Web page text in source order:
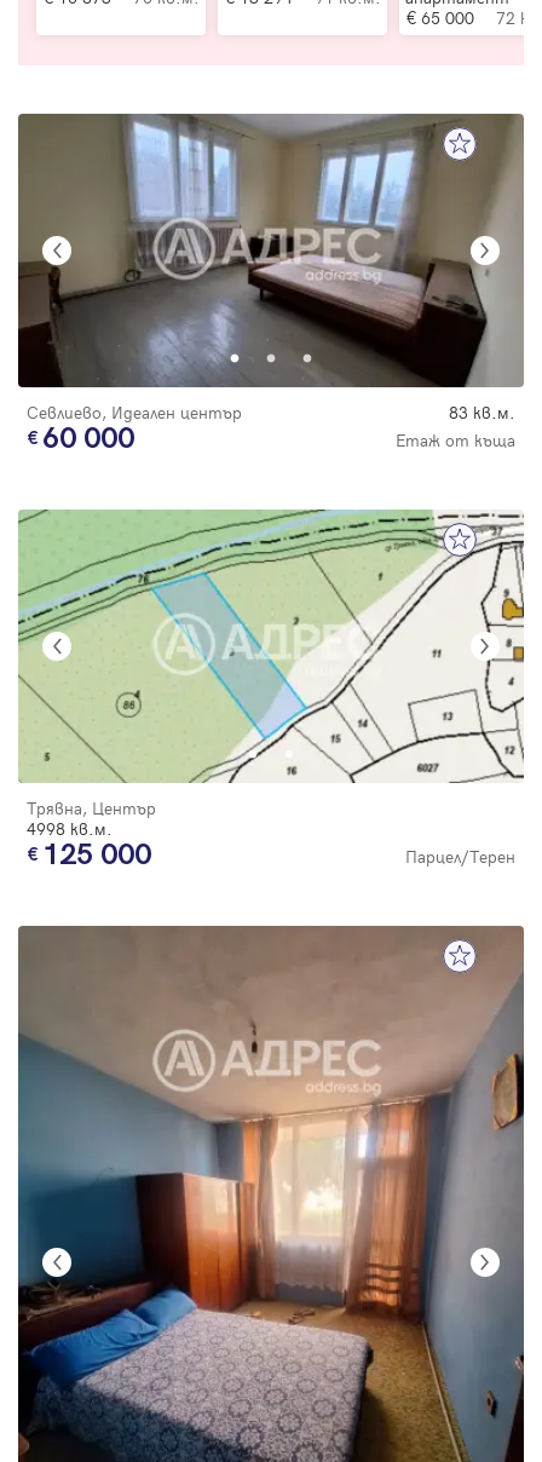
65 000
72
Севлиево, Идеален център 83 кв.м.
60 000 Етаж от къща
Трявна, Център
4998 кв.м.
125 000 Парцел/Терен